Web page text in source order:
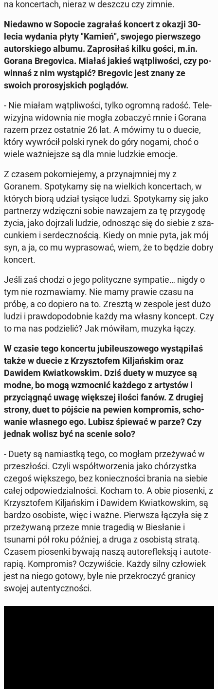
na kon­cer­tach, nieraz w deszczu czy zimnie.
Nie­daw­no w Sopocie za­gra­łaś koncert z okazji 30-
lecia wydania płyty "Kamień", swojego pierw­sze­go
au­tor­skie­go albumu. Za­pro­si­łaś kilku gości, m.in.
Gorana Bre­go­vi­ca. Miałaś jakieś wąt­pli­wo­ści, czy po­
win­naś z nim wy­stą­pić? Bre­go­vic jest znany ze
swoich pro­ro­syj­skich po­glą­dów.
- Nie miałam wąt­pli­wo­ści, tylko ogromną radość. Te­le­
wi­zyj­na wi­dow­nia nie mogła zo­ba­czyć mnie i Gorana
razem przez ostat­nie 26 lat. A mówimy tu o duecie,
który wy­wró­cił polski rynek do góry nogami, choć o
wiele waż­niej­sze są dla mnie ludzkie emocje.
Z czasem po­kor­nie­je­my, a przy­naj­mniej my z
Goranem. Spo­ty­ka­my się na wiel­kich kon­cer­tach, w
których biorą udział tysiące ludzi. Spo­ty­ka­my się jako
part­ne­rzy wdzięcz­ni sobie na­wza­jem za tę przy­go­dę
życia, jako doj­rza­li ludzie, od­no­sząc się do siebie z sza­
cun­kiem i ser­decz­no­ścią. Kiedy on mnie pyta, jak mój
syn, a ja, co mu wy­pra­so­wać, wiem, że to będzie dobry
koncert.
Jeśli zaś chodzi o jego po­li­tycz­ne sym­pa­tie… nigdy o
tym nie roz­ma­wia­my. Nie mamy prawie czasu na
próbę, a co dopiero na to. Zresztą w zespole jest dużo
ludzi i praw­do­po­dob­nie każdy ma własny koncept. Czy
to ma nas po­dzie­lić? Jak mówiłam, muzyka łączy.
W czasie tego kon­cer­tu ju­bi­le­uszo­we­go wy­stą­pi­łaś
także w duecie z Krzysz­to­fem Kil­jań­skim oraz
Dawidem Kwiat­kow­skim. Dziś duety w muzyce są
modne, bo mogą wzmoc­nić każdego z ar­ty­stów i
przy­cią­gnąć uwagę więk­szej ilości fanów. Z drugiej
strony, duet to pójście na pewien kom­pro­mis, scho­
wa­nie wła­sne­go ego. Lubisz śpiewać w parze? Czy
jednak wolisz być na scenie solo?
- Duety są na­miast­ką tego, co mogłam prze­ży­wać w
prze­szło­ści. Czyli współ­two­rze­nia jako chó­rzyst­ka
czegoś więk­sze­go, bez ko­niecz­no­ści brania na siebie
całej od­po­wie­dzial­no­ści. Kocham to. A obie pio­sen­ki, z
Krzysz­to­fem Kil­jań­skim i Dawidem Kwiat­kow­skim, są
bardzo oso­bi­ste, więc i ważne. Pierw­sza łączyła się z
prze­ży­wa­ną przeze mnie tra­ge­dią w Bie­sła­nie i
tsunami pół roku później, a druga z oso­bi­stą stratą.
Czasem pio­sen­ki bywają naszą au­to­re­flek­sją i au­to­te­
ra­pią. Kom­pro­mis? Oczy­wi­ście. Każdy silny czło­wiek
jest na niego gotowy, byle nie prze­kro­czyć granicy
swojej au­ten­tycz­no­ści.